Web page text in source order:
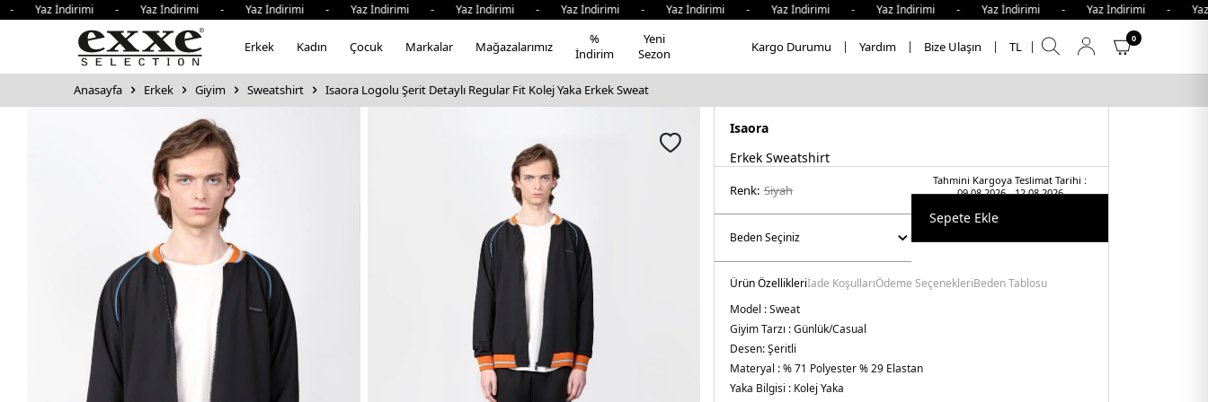
İndirimi - Yaz İndirimi - Yaz İndirimi - Yaz İndirimi - Yaz İndirimi - Yaz İndirimi - Yaz İndirimi - Yaz İndirimi - Yaz İndirimi - Yaz İndirimi - Yaz İndirimi -
Erkek Kadın Çocuk Markalar Mağazalarımız
%
İndirim
Yeni
Sezon
Kargo Durumu Yardım Bize Ulaşın TL
0
Anasayfa Erkek Giyim Sweatshirt Isaora Logolu Şerit Detaylı Regular Fit Kolej Yaka Erkek Sweat
Isaora
Erkek Sweatshirt
Tahmini Kargoya Teslimat Tarihi :
09.08.2026 - 12.08.2026
Renk: si̇yah
Sepete Ekle
Ürün Özellikleriİade KoşullarıÖdeme SeçenekleriBeden Tablosu
Model :Sweat
Giyim Tarzı :Günlük/Casual
Desen:Şeritli
Materyal :% 71 Polyester % 29 Elastan
Yaka Bilgisi : Kolej Yaka